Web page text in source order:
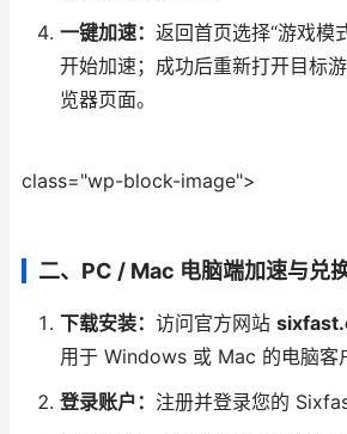
一键加速： 返回首页选择“游戏模
开始加速；成功后重新打开目标
览器页面。
class="wp-block-image">
二、PC / Mac 电脑端加速与兑
下载安装： 访问官方网站
用于 Windows 或 Mac 的电脑客
登录账户： 注册并登录您的